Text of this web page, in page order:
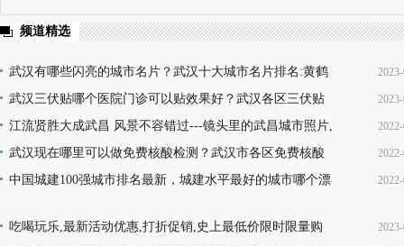
频道精选
武汉有哪些闪亮的城市名片？武汉十大城市名片排名:黄鹤
楼热干面无人不知无人不晓
武汉三伏贴哪个医院门诊可以贴效果好？武汉各区三伏贴
医院门诊名单地址(就诊时间+门诊地点+价格查询+预
江流贤胜大成武昌 风景不容错过---镜头里的武昌城市照片,
韵味十足又充满活力
武汉现在哪里可以做免费核酸检测？武汉市各区免费核酸
检测地点位置咨询电话及时间(部分24小时检测)
中国城建100强城市排名最新，城建水平最好的城市哪个漂
吃喝玩乐,最新活动优惠,打折促销,史上最低价限时限量购